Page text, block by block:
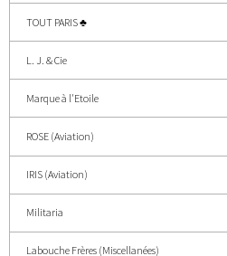
TOUT PARIS ♣
L. J. & Cie
Marque à l'Etoile
ROSE (Aviation)
IRIS (Aviation)
Militaria
Labouche Frères (Miscellanées)